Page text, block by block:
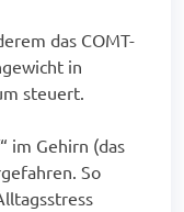
das COMT-
in
steuert.
im Gehirn (das
So